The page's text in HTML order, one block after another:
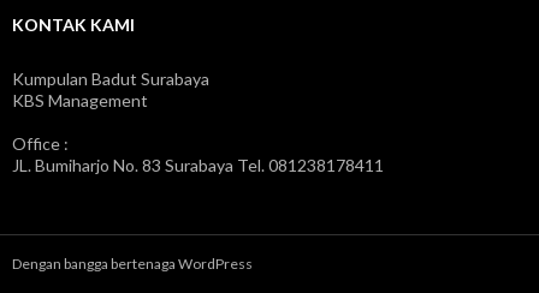
KONTAK KAMI
Kumpulan Badut Surabaya
KBS Management
Office :
JL. Bumiharjo No. 83 Surabaya Tel. 081238178411
Dengan bangga bertenaga WordPress